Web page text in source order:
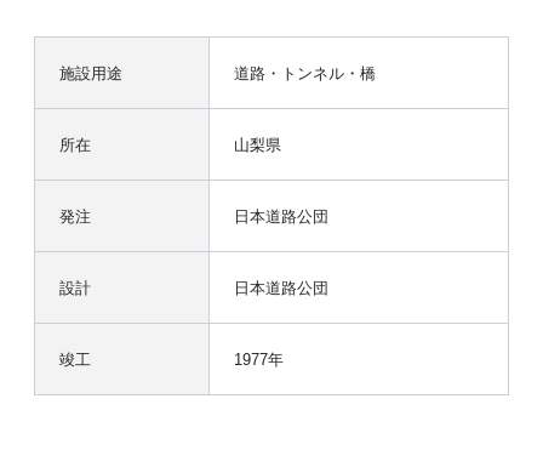
施設用途 道路・トンネル・橋
所在 山梨県
発注 日本道路公団
設計 日本道路公団
竣工 1977年